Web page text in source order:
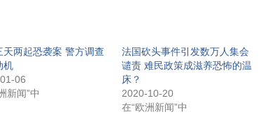
天两起恐袭案 警方调查
机
06
新闻”中
法国砍头事件引发数万人集会
谴责 难民政策成滋养恐怖的温
床？
2020-10-20
在“欧洲新闻”中